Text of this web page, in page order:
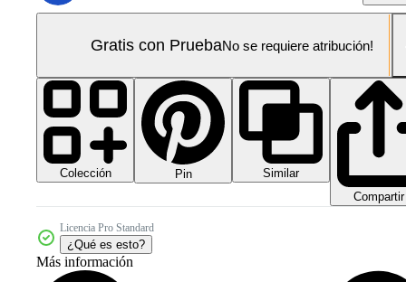
Gratis con PruebaNo se requiere atribución!
Colección Pin
Similar
Compartir
Licencia Pro Standard
¿Qué es esto?
Más información